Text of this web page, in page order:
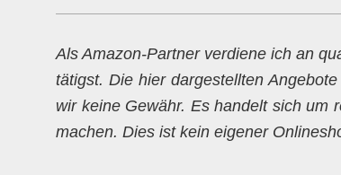
Als Amazon-Partner verdiene ich an
tätigst. Die hier dargestellten
wir keine Gewähr. Es handelt sich um
machen. Dies ist kein eigener